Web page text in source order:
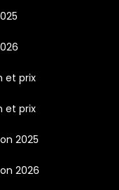
et prix
et prix
2025
2026